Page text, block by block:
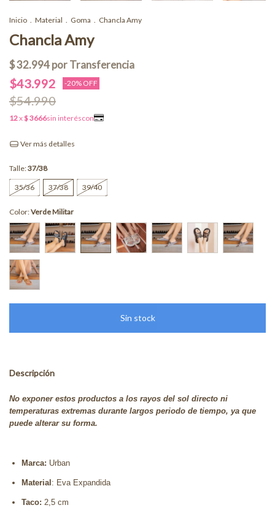
Inicio . Material . Goma . Chancla Amy
Chancla Amy
$43.992 -20% OFF
$54.990
Ver más detalles
Talle:37/38
35/36 37/38 39/40
Color:Verde Militar
Descripción
No exponer estos productos a los rayos del sol directo ni
temperaturas extremas durante largos periodo de tiempo, ya que
puede alterar su forma.
Marca: Urban
Material: Eva Expandida
Taco: 2,5 cm